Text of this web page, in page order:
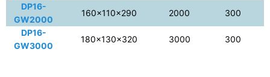
DP16-
GW2000
160×110×290 2000
300
DP16-
GW3000
180×130×320 3000 300